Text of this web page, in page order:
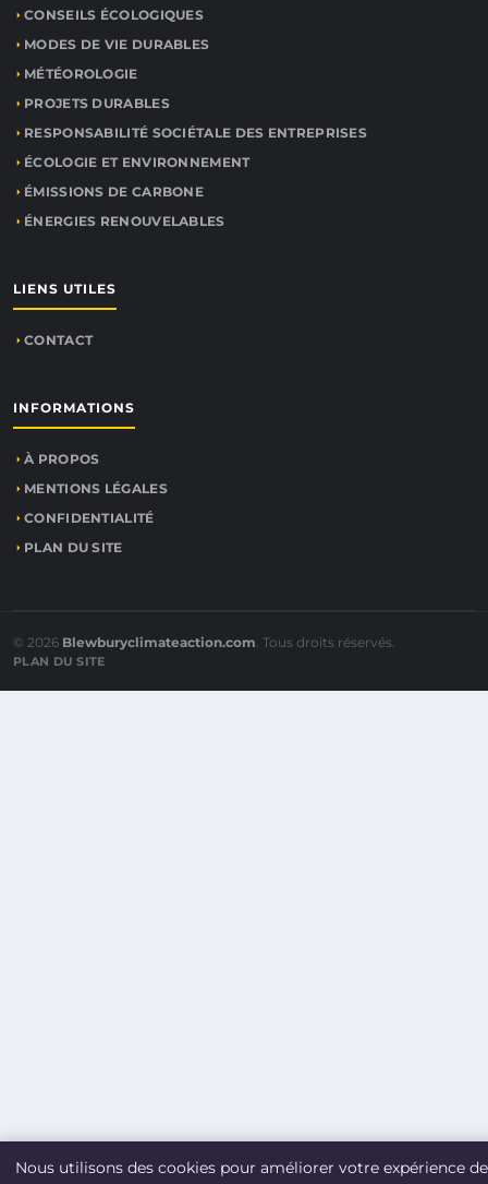
CONSEILS ÉCOLOGIQUES
MODES DE VIE DURABLES
MÉTÉOROLOGIE
PROJETS DURABLES
RESPONSABILITÉ SOCIÉTALE DES ENTREPRISES
ÉCOLOGIE ET ENVIRONNEMENT
ÉMISSIONS DE CARBONE
ÉNERGIES RENOUVELABLES
LIENS UTILES
CONTACT
INFORMATIONS
À PROPOS
MENTIONS LÉGALES
CONFIDENTIALITÉ
PLAN DU SITE
© 2026 Blewburyclimateaction.com. Tous droits réservés.
PLAN DU SITE
Nous utilisons des cookies pour améliorer votre expérience de